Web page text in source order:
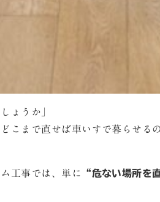
ょうか」
こまで直せば車いすで暮らせる
工事では、単に
“危ない場所を